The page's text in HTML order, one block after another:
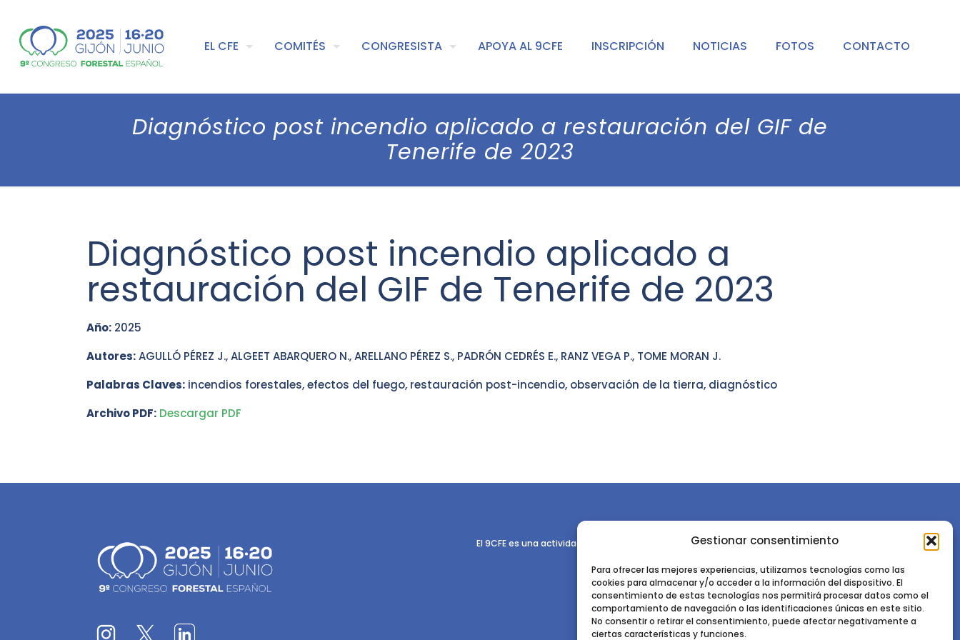
Gestionar consentimiento
Para ofrecer las mejores experiencias, utilizamos tecnologías como las
cookies para almacenar y/o acceder a la información del dispositivo. El
consentimiento de estas tecnologías nos permitirá procesar datos como el
comportamiento de navegación o las identificaciones únicas en este sitio.
No consentir o retirar el consentimiento, puede afectar negativamente a
ciertas características y funciones.
EL CFE COMITÉS CONGRESISTA APOYA AL 9CFE INSCRIPCIÓN NOTICIAS FOTOS CONTACTO
Diagnóstico post incendio aplicado a restauración del GIF de
Tenerife de 2023
Diagnóstico post incendio aplicado a
restauración del GIF de Tenerife de 2023
Año: 2025
Autores:AGULLÓ PÉREZ J., ALGEET ABARQUERO N., ARELLANO PÉREZ S., PADRÓN CEDRÉS E., RANZ VEGA P., TOME MORAN J.
Palabras Claves: incendios forestales, efectos del fuego, restauración post-incendio, observación de la tierra, diagnóstico
Archivo PDF: Descargar PDF
El 9CFE es una actividad promovida por la Sociedad Española de Ciencias Forestales
Instituto de Ciencias Forestales, INIA-CSIC
Ctra. de la Coruña km 7,5 - 28040 Madrid